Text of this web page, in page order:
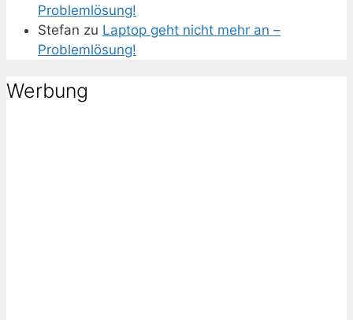
Problemlösung!
Stefan zu Laptop geht nicht mehr an –
Problemlösung!
Werbung